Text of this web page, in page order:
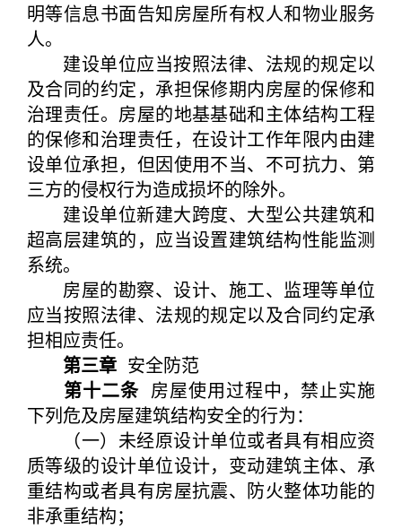
明等信息书面告知房屋所有权人和物业服务
人。
建设单位应当按照法律、法规的规定以
及合同的约定，承担保修期内房屋的保修和
治理责任。房屋的地基基础和主体结构工程
的保修和治理责任，在设计工作年限内由建
设单位承担，但因使用不当、不可抗力、第
三方的侵权行为造成损坏的除外。
建设单位新建大跨度、大型公共建筑和
超高层建筑的，应当设置建筑结构性能监测
系统。
房屋的勘察、设计、施工、监理等单位
应当按照法律、法规的规定以及合同约定承
担相应责任。
第三章 安全防范
第十二条房屋使用过程中，禁止实施
下列危及房屋建筑结构安全的行为：
（一）未经原设计单位或者具有相应资
质等级的设计单位设计，变动建筑主体、承
重结构或者具有房屋抗震、防火整体功能的
非承重结构；